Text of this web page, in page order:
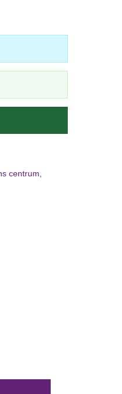
centrum,